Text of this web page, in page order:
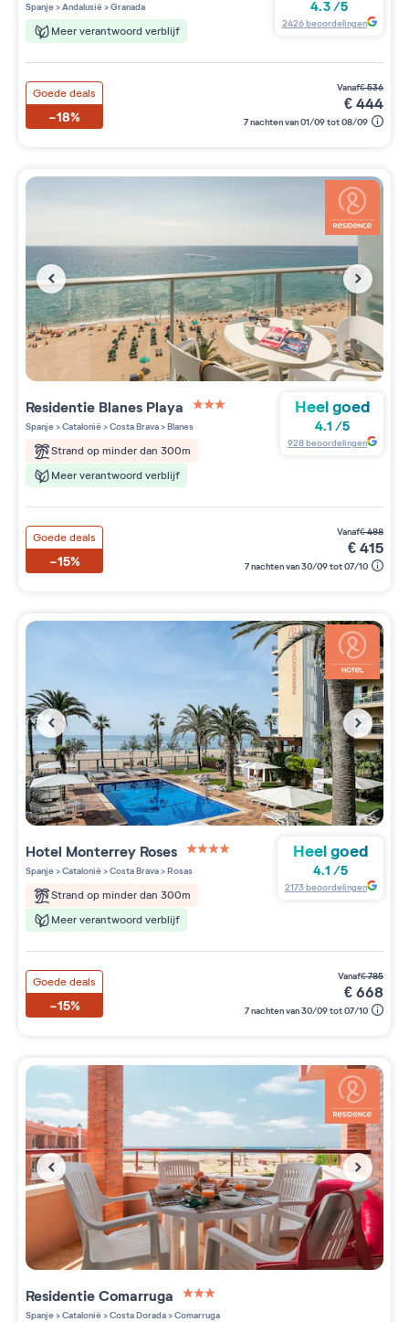
Spanje>Andalusië>Granada
Meer verantwoord verblijf
4.3/5
2426beoordelingen
Goede deals
-18%
vanaf€536
€444
7 nachten van 01/09 tot 08/09
Residentie Blanes Playa
3 étoiles sur 5
Spanje>Catalonië>Costa Brava>Blanes
Strand op minder dan 300m
Meer verantwoord verblijf
Heel goed
4.1 /5
928beoordelingen
Goede deals
-15%
vanaf€488
€415
7 nachten van 30/09 tot 07/10
Hotel Monterrey Roses
4 étoiles sur 5
Spanje>Catalonië>Costa Brava>Rosas
Strand op minder dan 300m
Meer verantwoord verblijf
Heel goed
4.1 /5
2173beoordelingen
Goede deals
-15%
vanaf€785
€668
7 nachten van 30/09 tot 07/10
ResidentieComarruga
3 étoiles sur 5
Spanje>Catalonië>Costa Dorada>Comarruga